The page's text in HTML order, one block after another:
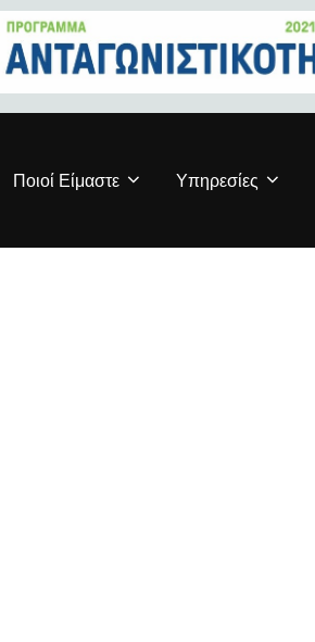
Ποιοί Είμαστε Υπηρεσίες